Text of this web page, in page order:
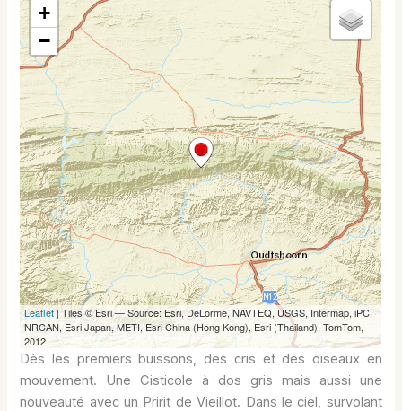
Dès les premiers buissons, des cris et des oiseaux en
mouvement. Une Cisticole à dos gris mais aussi une
nouveauté avec un Pririt de Vieillot. Dans le ciel, survolant